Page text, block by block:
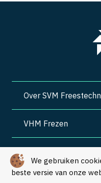
We gebruiken
beste versie van onze
Over SVM
VHM Frezen
Algemene